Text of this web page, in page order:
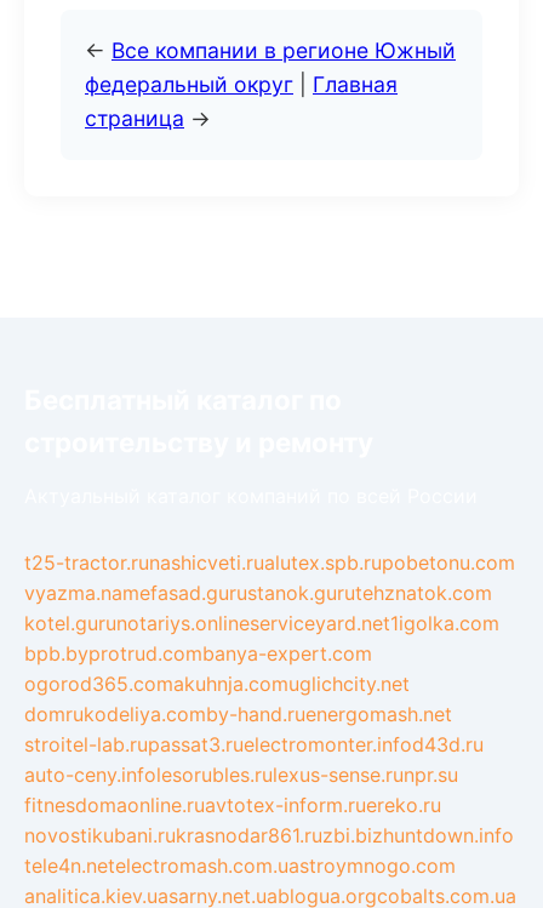
← Все компании в регионе Южный
федеральный округ
Главная
страница →
t25-tractor.runashicveti.rualutex.spb.rupobetonu.com
vyazma.namefasad.gurustanok.gurutehznatok.com
kotel.gurunotariys.onlineserviceyard.net1igolka.com
bpb.byprotrud.combanya-expert.com
ogorod365.comakuhnja.comuglichcity.net
domrukodeliya.comby-hand.ruenergomash.net
stroitel-lab.rupassat3.ruelectromonter.infod43d.ru
auto-ceny.infolesorubles.rulexus-sense.runpr.su
fitnesdomaonline.ruavtotex-inform.ruereko.ru
novostikubani.rukrasnodar861.ruzbi.bizhuntdown.info
tele4n.netelectromash.com.uastroymnogo.com
analitica.kiev.uasarny.net.uablogua.orgcobalts.com.ua